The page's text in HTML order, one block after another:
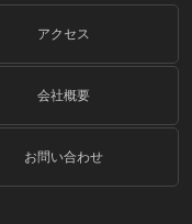
アクセス
会社概要
お問い合わせ